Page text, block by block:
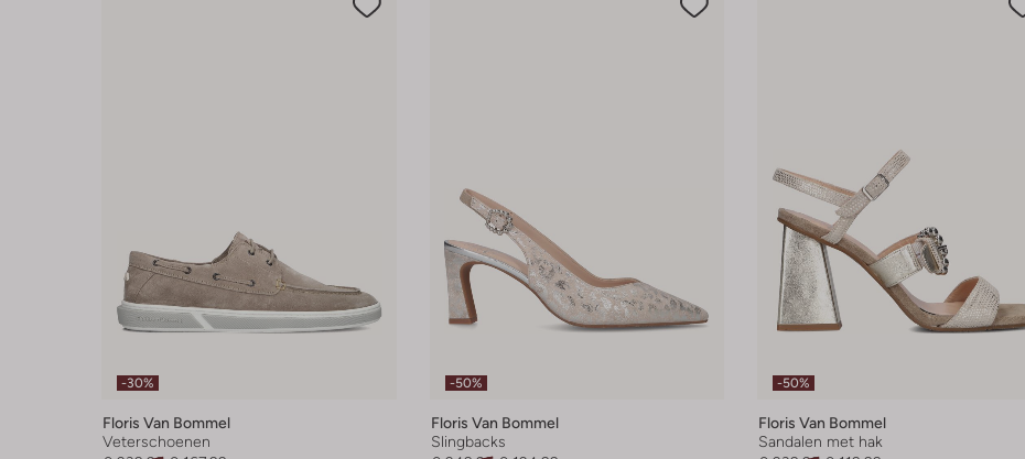
-30%
Floris Van Bommel
Veterschoenen
-50%
Floris Van Bommel
Slingbacks
-50%
Floris Van Bommel
Sandalen met hak